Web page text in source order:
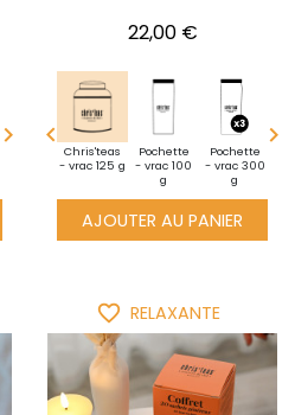
Découverte
- vrac 30 g
BoiteXXL
1 kg de thé
Mini
pochette -
vrac 10g
Chris'teas
- vrac 180

Prix
22,00 €

-
Chris'teas
- vrac 125 g
Pochette
- vrac 100
g
Pochette
- vrac 300
g

AJOUTER AU PANIER
favorite_border RELAXANTE